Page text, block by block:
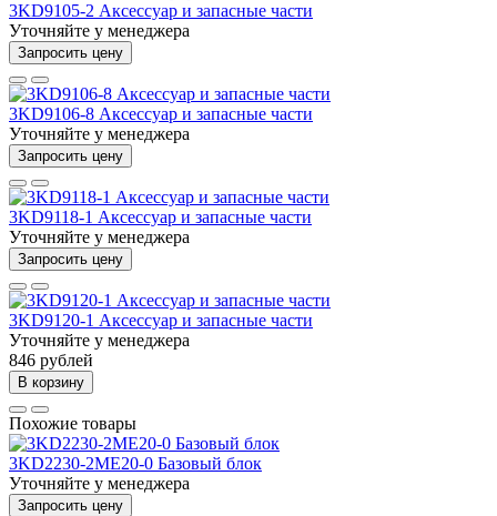
3KD9105-2 Аксессуар и запасные части
Уточняйте у менеджера
Запросить цену
3KD9106-8 Аксессуар и запасные части
Уточняйте у менеджера
Запросить цену
3KD9118-1 Аксессуар и запасные части
Уточняйте у менеджера
Запросить цену
3KD9120-1 Аксессуар и запасные части
Уточняйте у менеджера
846 рублей
В корзину
Похожие товары
3KD2230-2ME20-0 Базовый блок
Уточняйте у менеджера
Запросить цену